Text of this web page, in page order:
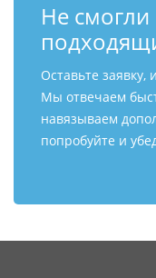
Не
Оставьте
Мы отвечаем
навязываем
попробуйте и